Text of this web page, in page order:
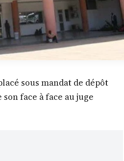
sous mandat de dépôt
face à face au juge